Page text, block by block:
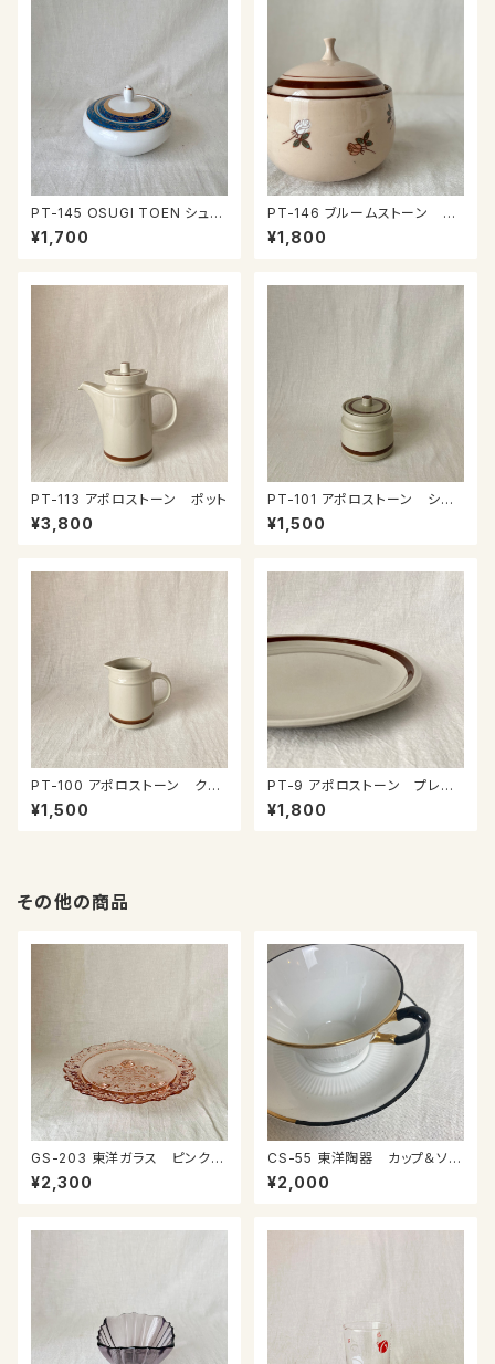
PT-145 OSUGI TOEN シュガ
ーポット
¥1,700
PT-146 ブルームストーン シ
ュガーポット
¥1,800
PT-113 アポロストーン ポット
¥3,800
PT-101 アポロストーン シュ
ガーポット
¥1,500
PT-100 アポロストーン クリ
ーマー
¥1,500
PT-9 アポロストーン プレー
ト
¥1,800
その他の商品
GS-203 東洋ガラス ピンクの
ガラスプレート
¥2,300
CS-55 東洋陶器 カップ＆ソー
サー
¥2,000